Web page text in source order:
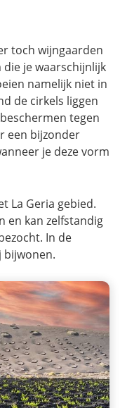
toch wijngaarden
je waarschijnlijk
namelijk niet in
de cirkels liggen
tegen
een bijzonder
je deze vorm
La Geria gebied.
en kan zelfstandig
In de
bijwonen.